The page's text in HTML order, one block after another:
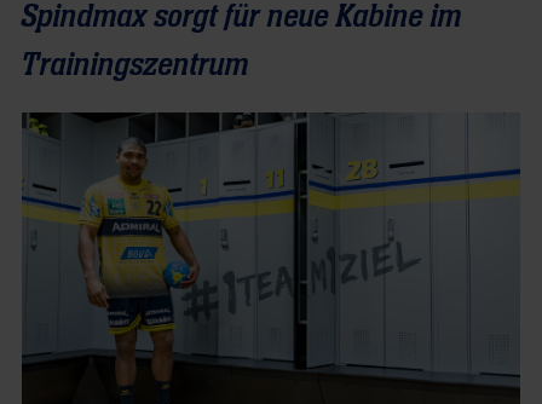
Spindmax sorgt für neue Kabine im
Trainingszentrum